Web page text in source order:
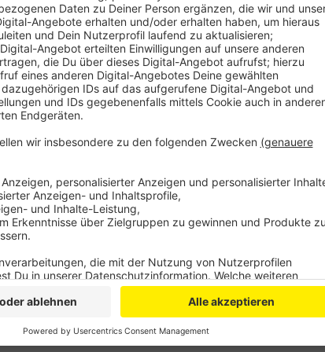
Man stehe in einem Spannungsfeld zwischen dem Schutz
direkter Kontakte und der Verwantwortung für die
weiterhin erreichbar, die Mitarbeiter kommen normal zur
Termin gemacht werden. Die Selbstbedienungsterminals
vergangenen Woche hatten unter anderem die beiden
mehrere kleinere Filialen zu schließen. Auch bei anderen
Einschränkungen im Kundenverkehr.
DG
Anzeige